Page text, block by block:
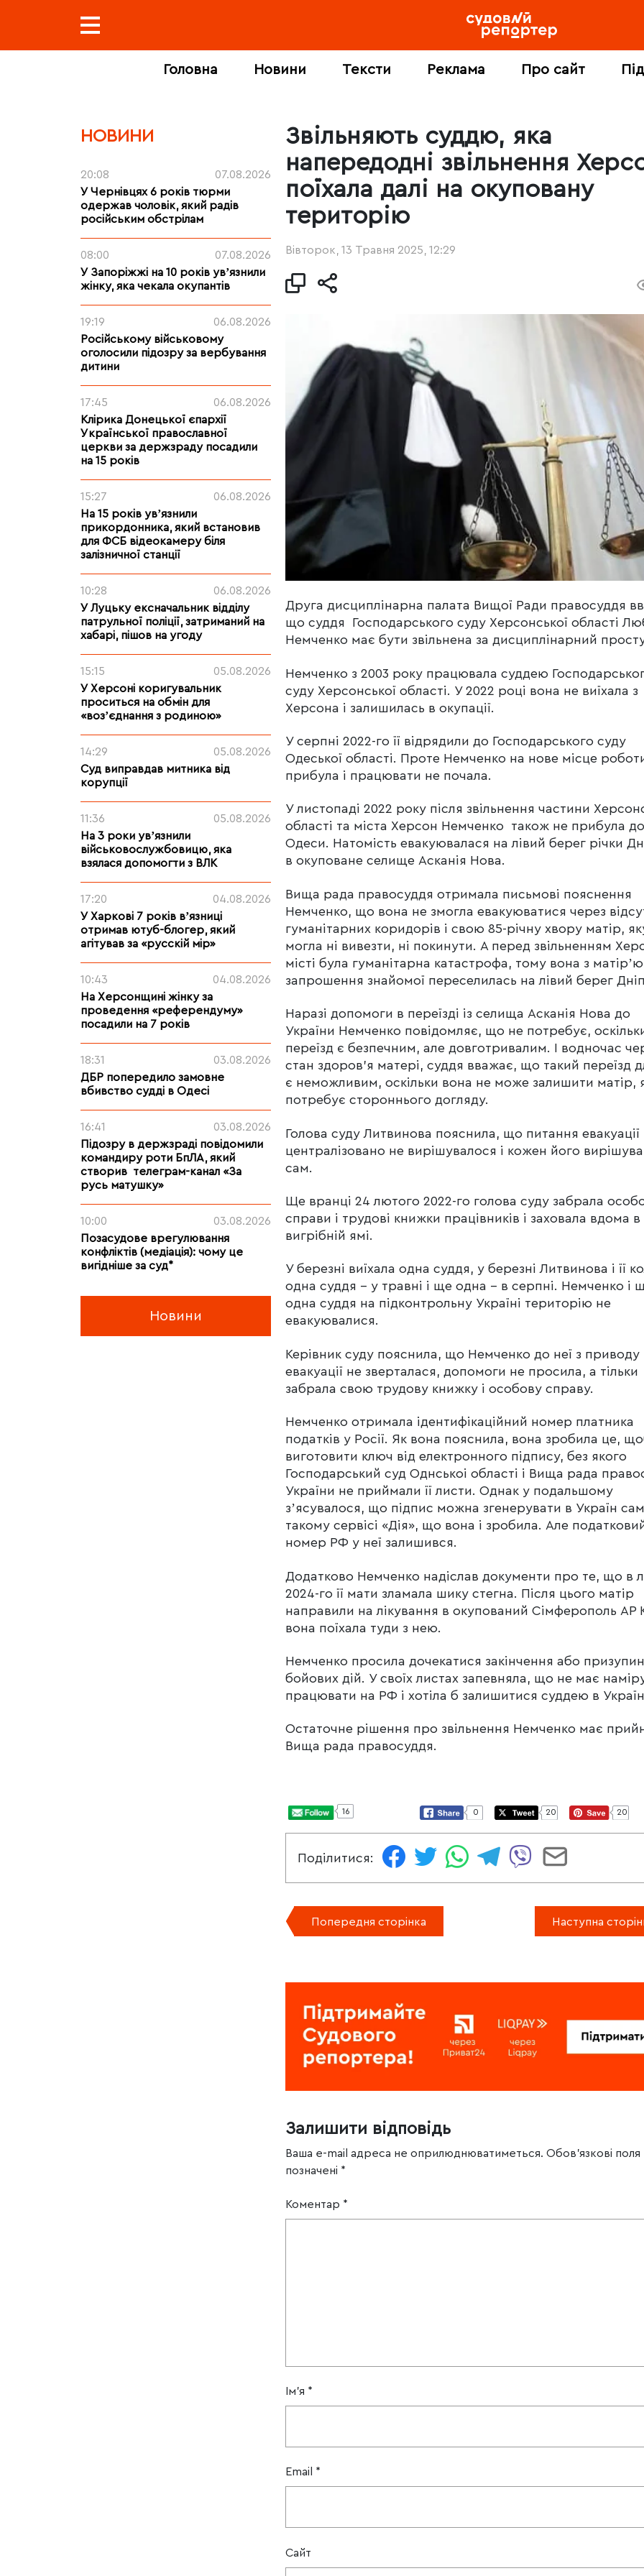
Головна Новини Тексти Реклама Про сайт
НОВИНИ
20:08
07.08.2026
У Чернівцях 6 років тюрми
одержав чоловік, який радів
російським обстрілам
08:00
07.08.2026
У Запоріжжі на 10 років увʼязнили
жінку, яка чекала окупантів
19:19
06.08.2026
Російському військовому
оголосили підозру за вербування
дитини
17:45
06.08.2026
Клірика Донецької єпархії
Української православної
церкви за держзраду посадили
на 15 років
15:27
06.08.2026
На 15 років увʼязнили
прикордонника, який встановив
для ФСБ відеокамеру біля
залізничної станції
10:28
06.08.2026
У Луцьку ексначальник відділу
патрульної поліції, затриманий на
хабарі, пішов на угоду
15:15
05.08.2026
У Херсоні коригувальник
проситься на обмін для
«возʼєднання з родиною»
14:29
05.08.2026
Суд виправдав митника від
корупції
11:36
05.08.2026
На 3 роки увʼязнили
військовослужбовицю, яка
взялася допомогти з ВЛК
17:20
04.08.2026
У Харкові 7 років вʼязниці
отримав ютуб-блогер, який
агітував за «русскій мір»
10:43
04.08.2026
На Херсонщині жінку за
проведення «референдуму»
посадили на 7 років
18:31
03.08.2026
ДБР попередило замовне
вбивство судді в Одесі
16:41
03.08.2026
Підозру в держзраді повідомили
командиру роти БпЛА, який
створив телеграм-канал «За
русь матушку»
10:00
03.08.2026
Позасудове врегулювання
конфліктів (медіація): чому це
вигідніше за суд*
Новини
Звільняють суддю, яка
напередодні звільнення
поїхала далі на окуповану
територію
Вівторок, 13 Травня 2025, 12:29
Друга дисциплінарна палата Вищої Ради правосуддя
що суддя Господарського суду Херсонської області
Немченко має бути звільнена за дисциплінарний
Немченко з 2003 року працювала суддею
суду Херсонської області. У 2022 році вона не виїхала з
Херсона і залишилась в окупації.
У серпні 2022-го її відрядили до Господарського суду
Одеської області. Проте Немченко на нове місце
прибула і працювати не почала.
У листопаді 2022 року після звільнення частини
області та міста Херсон Немченко також не прибула до
Одеси. Натомість евакуювалася на лівий берег річки
в окуповане селище Асканія Нова.
Вища рада правосуддя отримала письмові пояснення
Немченко, що вона не змогла евакуюватися через
гуманітарних коридорів і свою 85-річну хвору матір,
могла ні вивезти, ні покинути. А перед звільненням
місті була гуманітарна катастрофа, тому вона з
запрошення знайомої переселилась на лівий берег
Наразі допомоги в переїзді із селища Асканія Нова до
України Немченко повідомляє, що не потребує,
переїзд є безпечним, але довготривалим. І водночас
стан здоров’я матері, суддя вважає, що такий переїзд
є неможливим, оскільки вона не може залишити матір,
потребує стороннього догляду.
Голова суду Литвинова пояснила, що питання евакуації
централізовано не вирішувалося і кожен його
сам.
Ще вранці 24 лютого 2022-го голова суду забрала
справи і трудові книжки працівників і заховала вдома в
вигрібній ямі.
У березні виїхала одна суддя, у березні Литвинова і її
одна суддя – у травні і ще одна – в серпні. Немченко і
одна суддя на підконтрольну Україні територію не
евакуювалися.
Керівник суду пояснила, що Немченко до неї з приводу
евакуації не зверталася, допомоги не просила, а тільки
забрала свою трудову книжку і особову справу.
Немченко отримала ідентифікаційний номер платника
податків у Росії. Як вона пояснила, вона зробила це,
виготовити ключ від електронного підпису, без якого
Господарський суд Однськоі області і Вища рада
України не приймали її листи. Однак у подальшому
зʼясувалося, що підпис можна згенерувати в Україн сам
такому сервісі «Дія», що вона і зробила. Але
номер РФ у неї залишився.
Додатково Немченко надіслав документи про те, що в
2024-го її мати зламала шику стегна. Після цього матір
направили на лікування в окупований Сімферополь АР
вона поїхала туди з нею.
Немченко просила дочекатися закінчення або
бойових дій. У своїх листах запевняла, що не має
працювати на РФ і хотіла б залишитися суддею в
Остаточне рішення про звільнення Немченко має
Вища рада правосуддя.
16 0 20 20
Поділитися:
Попередня сторінка Наступна
Залишити відповідь
Ваша e-mail адреса не оприлюднюватиметься. Обов’язкові поля
позначені *
Коментар *
Ім'я *
Email *
Сайт